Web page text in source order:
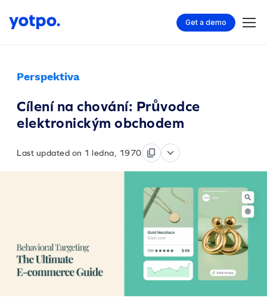
Get a demo
Perspektiva
Cílení na chování: Průvodce
elektronickým obchodem
Last updated on 1 ledna, 1970